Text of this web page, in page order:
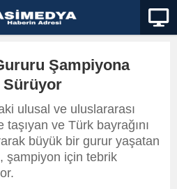
Şampiyona
Sürüyor
ulusal ve uluslararası
ve Türk bayrağını
büyük bir gurur yaşatan
şampiyon için tebrik